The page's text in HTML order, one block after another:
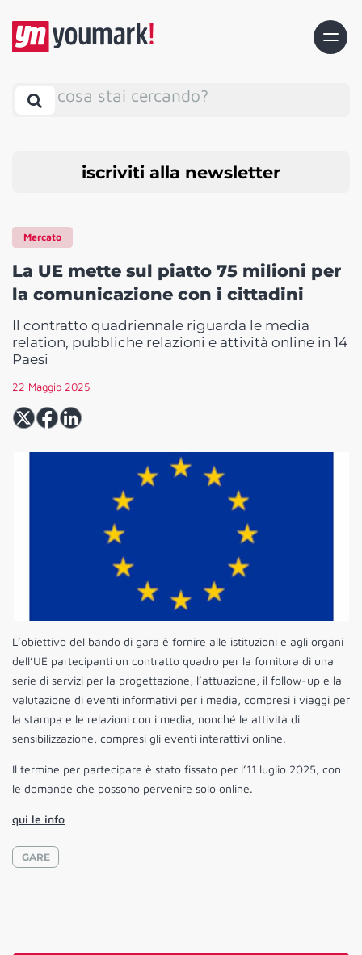
cosa stai cercando?
iscriviti alla newsletter
Mercato
La UE mette sul piatto 75 milioni per
la comunicazione con i cittadini
Il contratto quadriennale riguarda le media
relation, pubbliche relazioni e attività online in 14
Paesi
22 Maggio 2025
L’obiettivo del bando di gara è fornire alle istituzioni e agli organi
dell’UE partecipanti un contratto quadro per la fornitura di una
serie di servizi per la progettazione, l’attuazione, il follow-up e la
valutazione di eventi informativi per i media, compresi i viaggi per
la stampa e le relazioni con i media, nonché le attività di
sensibilizzazione, compresi gli eventi interattivi online.
Il termine per partecipare è stato fissato per l’11 luglio 2025, con
le domande che possono pervenire solo online.
qui le info
GARE